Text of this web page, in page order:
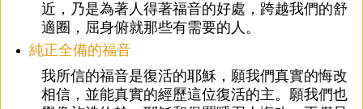
近，乃是為著人得著福音的好處，跨越我們的舒
適圈，屈身俯就那些有需要的人。
純正全備的福音
我所信的福音是復活的耶穌，願我們真實的悔改
相信，並能真實的經歷這位復活的主。願我們也